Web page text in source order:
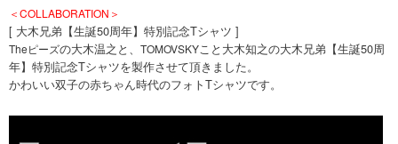
＜COLLABORATION＞
[ 大木兄弟【生誕50周年】特別記念Tシャツ ]
Theピーズの大木温之と、 TOMOVSKYこと大木知之の大木兄弟【生誕50周
年】特別記念Tシャツを製作させて頂きました。
かわいい双子の赤ちゃん時代のフォトTシャツです。